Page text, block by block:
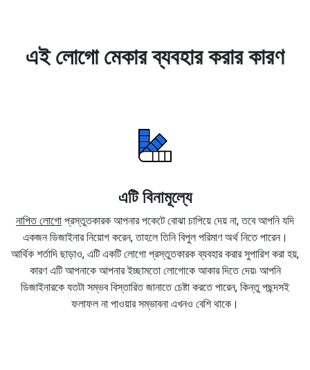
এই লোগো মেকার ব্যবহার করার কারণ
এটি বিনামূল্যে
নাপিত লোগো প্রস্তুতকারক আপনার পকেটে বোঝা চাপিয়ে দেয় না, তবে আপনি যদি
একজন ডিজাইনার নিয়োগ করেন, তাহলে তিনি বিপুল পরিমাণ অর্থ নিতে পারেন।
আর্থিক শর্তাদি ছাড়াও, এটি একটি লোগো প্রস্তুতকারক ব্যবহার করার সুপারিশ করা হয়,
কারণ এটি আপনাকে আপনার ইচ্ছামতো লোগোকে আকার দিতে দেয়৷ আপনি
ডিজাইনারকে যতটা সম্ভব বিস্তারিত জানাতে চেষ্টা করতে পারেন, কিন্তু পছন্দসই
ফলাফল না পাওয়ার সম্ভাবনা এখনও বেশি থাকে।